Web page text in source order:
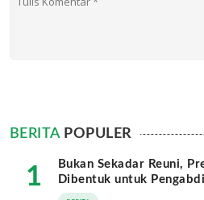
BERITA POPULER
1
Bukan Sekadar Reuni,
Dibentuk untuk